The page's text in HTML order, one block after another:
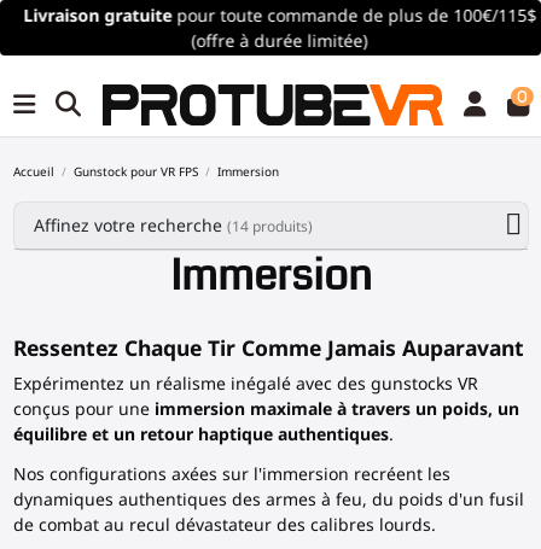
Livraison gratuitepour toute commande de plus de 100€/115$
(offre à durée limitée)
0
Accueil Gunstock pour VR FPS Immersion
Immersion
Ressentez Chaque Tir Comme Jamais Auparavant
Expérimentez un réalisme inégalé avec des gunstocks VR
conçus pour une immersion maximale à travers un poids, un
équilibre et un retour haptique authentiques.
Nos configurations axées sur l'immersion recréent les
dynamiques authentiques des armes à feu, du poids d'un fusil
de combat au recul dévastateur des calibres lourds.
Affinez votre recherche (14 produits)